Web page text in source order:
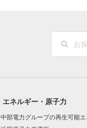
エネルギー・原子力
中部電力グループの再生可能